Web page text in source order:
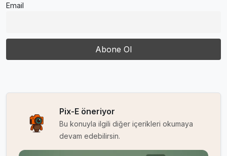
Email
Pix-E öneriyor
Bu konuyla ilgili diğer içerikleri okumaya
devam edebilirsin.